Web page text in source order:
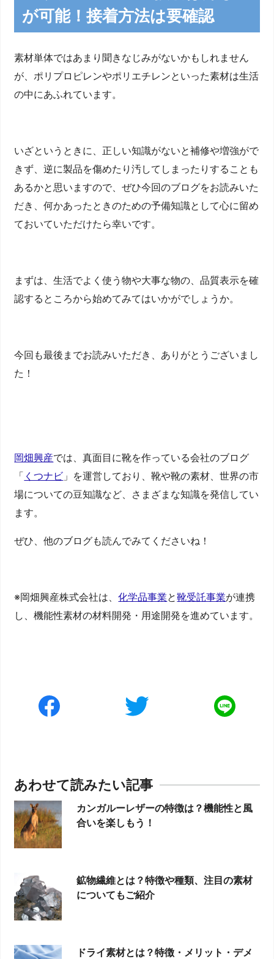
が可能！接着方法は要確認
素材単体ではあまり聞きなじみがないかもしれません
が、ポリプロピレンやポリエチレンといった素材は生活
の中にあふれています。
いざというときに、正しい知識がないと補修や増強がで
きず、逆に製品を傷めたり汚してしまったりすることも
あるかと思いますので、ぜひ今回のブログをお読みいた
だき、何かあったときのための予備知識として心に留め
ておいていただけたら幸いです。
まずは、生活でよく使う物や大事な物の、品質表示を確
認するところから始めてみてはいかがでしょうか。
今回も最後までお読みいただき、ありがとうございまし
た！
岡畑興産では、真面目に靴を作っている会社のブログ
「 くつナビ 」を運営しており、靴や靴の素材、世界の市
場についての豆知識など、さまざまな知識を発信してい
ます。
ぜひ、他のブログも読んでみてくださいね！
※岡畑興産株式会社は、化学品事業と靴受託事業が連携
し、機能性素材の材料開発・用途開発を進めています。
あわせて読みたい記事
カンガルーレザーの特徴は？機能性と風
合いを楽しもう！
鉱物繊維とは？特徴や種類、注目の素材
についてもご紹介
ドライ素材とは？特徴・メリット・デメ